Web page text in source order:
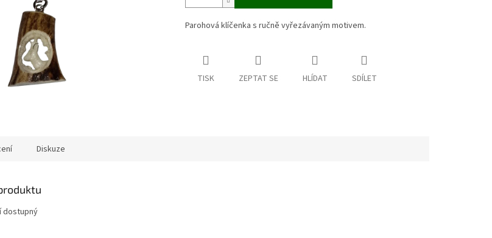
Parohová klíčenka s ručně vyřezávaným motivem.
TISK ZEPTAT SE HLÍDAT SDÍLET
Diskuze
dostupný